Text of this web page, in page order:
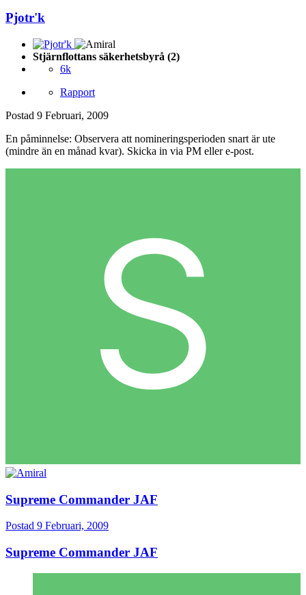
Pjotr'k
Stjärnflottans säkerhetsbyrå (2)
6k
Rapport
Postad 9 Februari, 2009
En påminnelse: Observera att nomineringsperioden snart är ute
(mindre än en månad kvar). Skicka in via PM eller e-post.
Supreme Commander JAF
Postad 9 Februari, 2009
Supreme Commander JAF